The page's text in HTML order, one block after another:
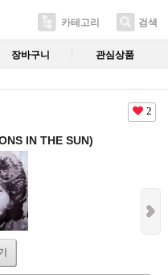
카테고리 검색
장바구니 관심상품
2
IN THE SUN)